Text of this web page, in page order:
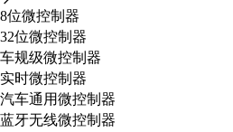
8位微控制器
32位微控制器
车规级微控制器
实时微控制器
汽车通用微控制器
蓝牙无线微控制器